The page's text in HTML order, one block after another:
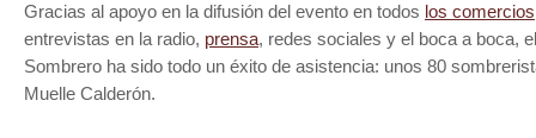
Gracias al apoyo en la difusión del evento en todos los comercios
entrevistas en la radio, prensa, redes sociales y el boca a boca,
Sombrero ha sido todo un éxito de asistencia: unos 80
Muelle Calderón.